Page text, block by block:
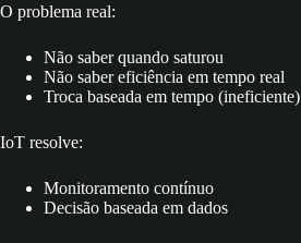
O problema real:
Não saber quando saturou
Não saber eficiência em tempo real
Troca baseada em tempo (ineficiente)
IoT resolve:
Monitoramento contínuo
Decisão baseada em dados